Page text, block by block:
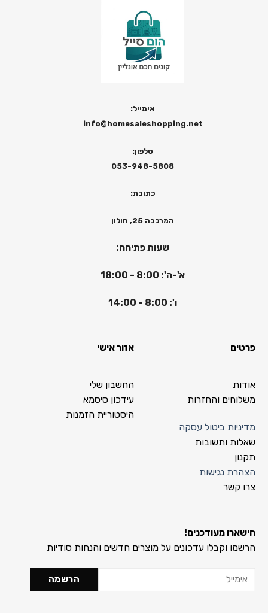
אימייל:
info@homesaleshopping.net
טלפון:
053-948-5808
כתובת:
המרכבה 25, חולון
שעות פתיחה:
א'-ה': 8:00 - 18:00
ו': 8:00 - 14:00
פרטים
אודות
משלוחים והחזרות
מדיניות ביטול עסקה
שאלות ותשובות
תקנון
הצהרת נגישות
צרו קשר
אזור אישי
החשבון שלי
עידכון סיסמא
היסטוריית הזמנות
הישארו מעודכנים!
הרשמו וקבלו עדכונים על מוצרים חדשים והנחות סודיות